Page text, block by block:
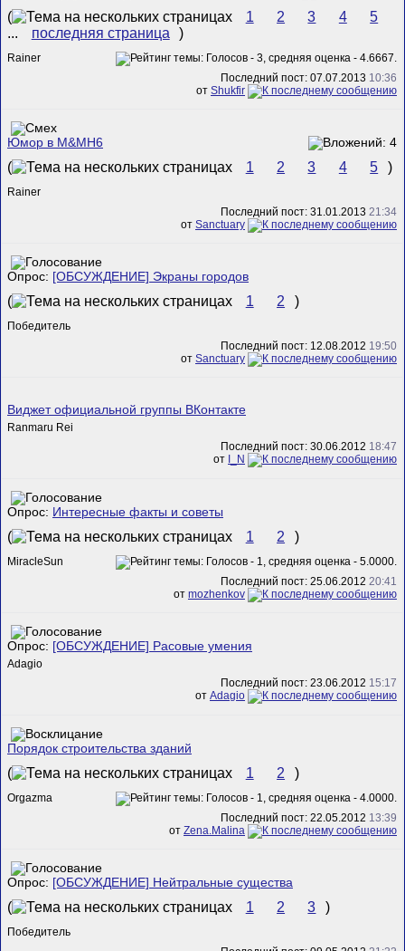
( 1 2 3 4
5
...
последняя страница )
Rainer
Последний пост: 07.07.2013 10:36
от Shukfir
Юмор в M&MH6
( 1 2 3 4 5 )
Rainer
Последний пост: 31.01.2013 21:34
от Sanctuary
Опрос: [ОБСУЖДЕНИЕ] Экраны городов
( 1 2 )
Победитель
Последний пост: 12.08.2012 19:50
от Sanctuary
Виджет официальной группы ВКонтакте
Ranmaru Rei
Последний пост: 30.06.2012 18:47
от
I_N
Опрос: Интересные факты и советы
( 1 2 )
MiracleSun
Последний пост: 25.06.2012 20:41
от mozhenkov
Опрос: [ОБСУЖДЕНИЕ] Расовые умения
Adagio
Последний пост: 23.06.2012 15:17
от Adagio
Порядок строительства зданий
( 1 2 )
Orgazma
Последний пост: 22.05.2012 13:39
от Zena.Malina
Опрос: [ОБСУЖДЕНИЕ] Нейтральные существа
( 1 2 3 )
Победитель